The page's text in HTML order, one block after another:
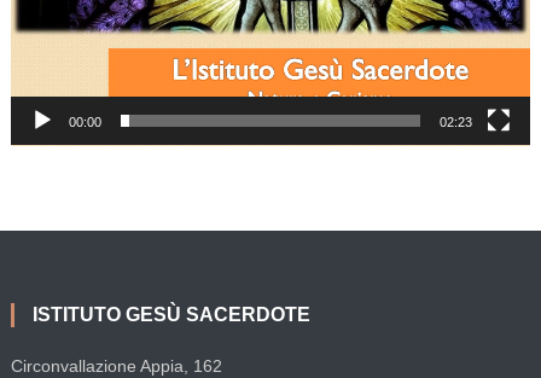
00:00 02:23
ISTITUTO GESÙ SACERDOTE
Circonvallazione Appia, 162